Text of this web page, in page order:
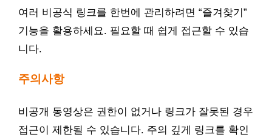
여러 비공식 링크를 한번에 관리하려면 “즐겨찾기”
기능을 활용하세요. 필요할 때 쉽게 접근할 수 있습
니다.
주의사항
비공개 동영상은 권한이 없거나 링크가 잘못된 경우
접근이 제한될 수 있습니다. 주의 깊게 링크를 확인